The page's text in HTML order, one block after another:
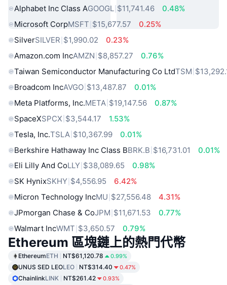
Alphabet Inc Class AGOOGL $11,741.46
0.48%
Microsoft CorpMSFT $15,677.57
0.25%
SilverSILVER $1,990.02
0.23%
Amazon.com IncAMZN $8,857.27
0.76%
Taiwan Semiconductor Manufacturing Co LtdTSM
Broadcom IncAVGO $13,487.87
0.01%
Meta Platforms, Inc.META $19,147.56
0.87%
SpaceXSPCX $3,544.17
1.53%
Tesla, Inc.TSLA $10,367.99
0.01%
Berkshire Hathaway Inc Class BBRK.B $16,731.01
0.01%
Eli Lilly And CoLLY $38,089.65
0.98%
SK HynixSKHY $4,556.95
6.42%
Micron Technology IncMU $27,556.48
4.31%
JPmorgan Chase & CoJPM $11,671.53
0.77%
Walmart IncWMT $3,650.57 0.79%
Ethereum 區塊鏈上的熱門代幣
EthereumETH NT$61,120.78 0.99%
UNUS SED LEOLEO NT$314.40 0.47%
ChainlinkLINK NT$261.42 0.93%